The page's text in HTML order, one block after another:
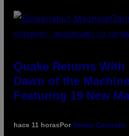
SCREENSHOT: MACHINEGAMES/ID
Quake Returns
Dawn of the
Featuring 19 New
hace 11 horasPor Denny Connolly